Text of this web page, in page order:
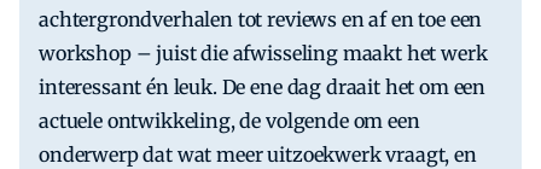
achtergrondverhalen tot reviews en af en toe een
workshop – juist die afwisseling maakt het werk
interessant én leuk. De ene dag draait het om een
actuele ontwikkeling, de volgende om een
onderwerp dat wat meer uitzoekwerk vraagt, en